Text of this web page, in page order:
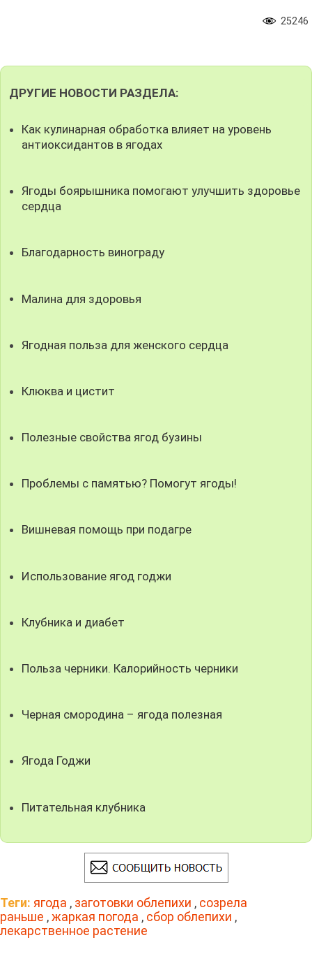
25246
ДРУГИЕ НОВОСТИ РАЗДЕЛА:
Как кулинарная обработка влияет на уровень
антиоксидантов в ягодах
Ягоды боярышника помогают улучшить здоровье
сердца
Благодарность винограду
Малина для здоровья
Ягодная польза для женского сердца
Клюква и цистит
Полезные свойства ягод бузины
Проблемы с памятью? Помогут ягоды!
Вишневая помощь при подагре
Использование ягод годжи
Клубника и диабет
Польза черники. Калорийность черники
Черная смородина – ягода полезная
Ягода Годжи
Питательная клубника
Теги: ягода , заготовки облепихи , созрела
раньше ,жаркая погода , сбор облепихи ,
лекарственное растение